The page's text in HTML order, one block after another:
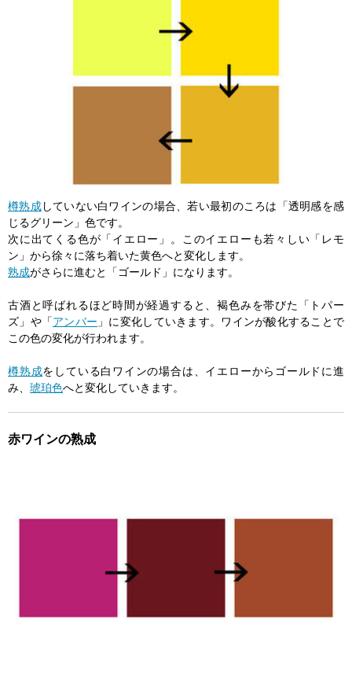
樽熟成していない白ワインの場合、若い最初のころは「透明感を感
じるグリーン」色です。
次に出てくる色が「イエロー」。このイエローも若々しい「レモ
ン」から徐々に落ち着いた黄色へと変化します。
熟成がさらに進むと「ゴールド」になります。
古酒と呼ばれるほど時間が経過すると、褐色みを帯びた「トパー
ズ」や「アンバー 」に変化していきます。ワインが酸化することで
この色の変化が行われます。
樽熟成をしている白ワインの場合は、イエローからゴールドに進
み、 琥珀色へと変化していきます。
赤ワインの熟成